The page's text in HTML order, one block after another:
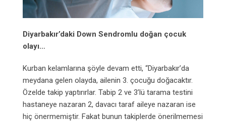
Diyarbakır’daki Down Sendromlu doğan çocuk
olayı…
Kurban kelamlarına şöyle devam etti, “Diyarbakır’da
meydana gelen olayda, ailenin 3. çocuğu doğacaktır.
Özelde takip yaptırırlar. Tabip 2 ve 3’lü tarama testini
hastaneye nazaran 2, davacı taraf aileye nazaran ise
hiç önermemiştir. Fakat bunun takiplerde önerilmemesi